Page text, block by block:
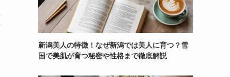
新潟美人の特徴！なぜ新潟では美人に育つ？雪
国で美肌が育つ秘密や性格まで徹底解説